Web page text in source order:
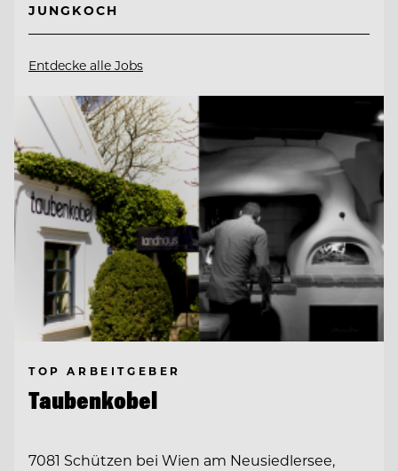
JUNGKOCH
Entdecke alle Jobs
TOP ARBEITGEBER
Taubenkobel
7081 Schützen bei Wien am Neusiedlersee,